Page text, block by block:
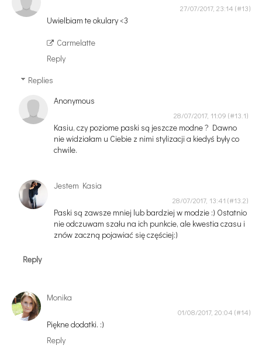
27/07/2017, 23:14
Uwielbiam te okulary <3
Carmelatte
Reply
Replies
Anonymous
28/07/2017, 11:09
Kasiu, czy poziome paski są jeszcze modne ? Dawno
nie widziałam u Ciebie z nimi stylizacji a kiedyś były co
chwile.
Jestem Kasia
28/07/2017, 13:41
Paski są zawsze mniej lub bardziej w modzie :) Ostatnio
nie odczuwam szału na ich punkcie, ale kwestia czasu i
znów zaczną pojawiać się częściej:)
Reply
Monika
01/08/2017, 20:04
Piękne dodatki. :)
Reply